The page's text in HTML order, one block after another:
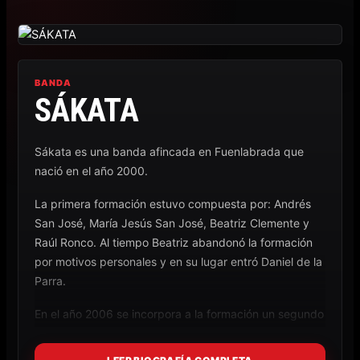
contenido
BANDA
SÁKATA
Sákata es una banda afincada en Fuenlabrada que
nació en el año 2000.
La primera formación estuvo compuesta por: Andrés
San José, María Jesús San José, Beatriz Clemente y
Raúl Ronco. Al tiempo Beatriz abandonó la formación
por motivos personales y en su lugar entró Daniel de la
Parra.
En el año 2006 se incorpora a la formación un segundo